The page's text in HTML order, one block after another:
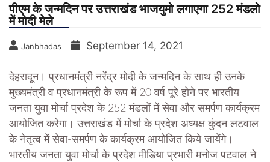
पीएम के जन्मदिन पर उत्तराखंड भाजयुमो लगाएगा 252 मंडलो
में मोदी मेले
Janbhadas September 14, 2021
देहरादून। प्रधानमंत्री नरेंद्र मोदी के जन्मदिन के साथ ही उनके
मुख्यमंत्री व प्रधानमंत्री के रूप में 20 वर्ष पूरे होने पर भारतीय
जनता युवा मोर्चा प्रदेश के 252 मंडलों में सेवा और समर्पण कार्यक्रम
आयोजित करेगा। उत्तराखंड में मोर्चा के प्रदेश अध्यक्ष कुंदन लटवाल
के नेतृत्व में सेवा-समर्पण के कार्यक्रम आयोजित किये जायेंगे।
भारतीय जनता युवा मोर्चा के प्रदेश मीडिया प्रभारी मनोज पटवाल ने